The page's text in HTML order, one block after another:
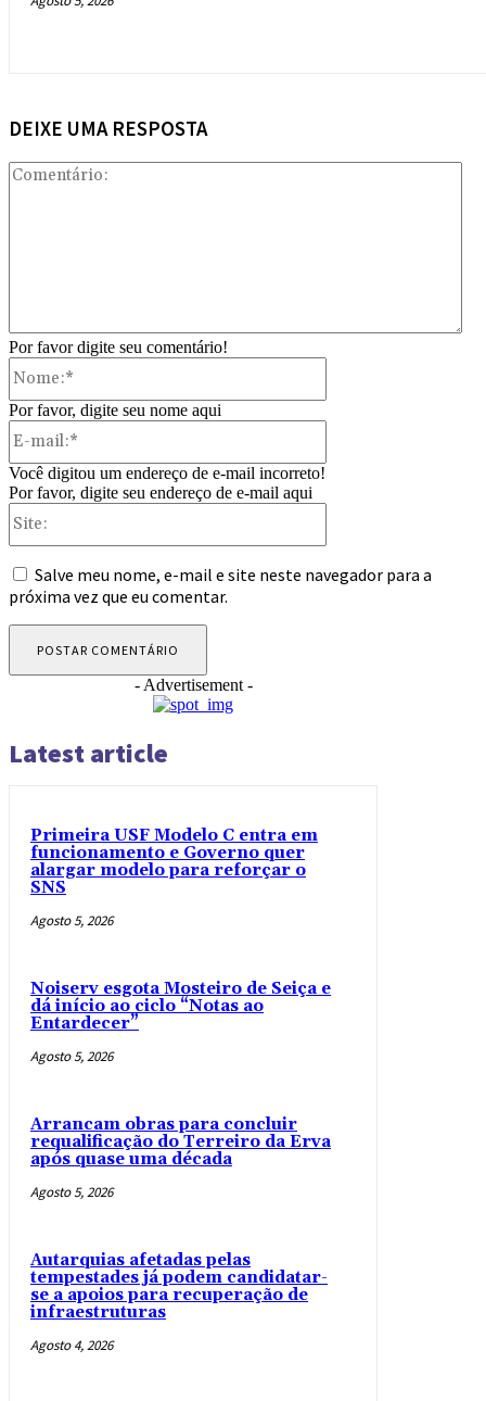
DEIXE UMA RESPOSTA
Por favor digite seu comentário!
Por favor, digite seu nome aqui
Você digitou um endereço de e-mail incorreto!
Por favor, digite seu endereço de e-mail aqui
Salve meu nome, e-mail e site neste navegador para a
próxima vez que eu comentar.
- Advertisement -
Latest article
Primeira USF Modelo C entra em
funcionamento e Governo quer
alargar modelo para reforçar o
SNS
Agosto 5, 2026
Noiserv esgota Mosteiro de Seiça e
dá início ao ciclo “Notas ao
Entardecer”
Agosto 5, 2026
Arrancam obras para concluir
requalificação do Terreiro da Erva
após quase uma década
Agosto 5, 2026
Autarquias afetadas pelas
tempestades já podem candidatar-
se a apoios para recuperação de
infraestruturas
Agosto 4, 2026